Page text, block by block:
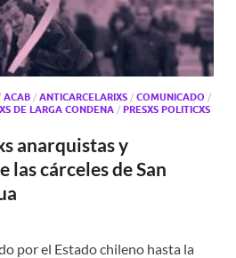
ACAB / ANTICARCELARIXS / COMUNICADO /
DE LARGA CONDENA / PRESXS POLITICXS
anarquistas y
las cárceles de San
por el Estado chileno hasta la